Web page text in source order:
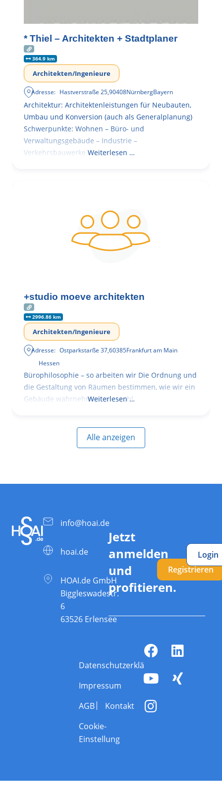
* Thiel – Architekten + Stadtplaner
364.9 km
Architekten/Ingenieure
Adresse: Hastverstraße 25,90408NürnbergBayern
Architektur: Architektenleistungen für Neubauten,
Umbau und Konversion (auch als Generalplanung)
Schwerpunkte: Wohnen – Büro- und
Verwaltungsgebäude – Industrie –
Verkehrsbauwerke. Weiterlesen …
+studio moeve architekten
2996.86 km
Architekten/Ingenieure
Adresse: Ostparkstarße 37,60385Frankfurt am Main
Hessen
Bürophilosophie – so arbeiten wir Die Ordnung und
die Gestaltung von Räumen bestimmen, wie wir ein
Gebäude wahrnehmen, wie wohl
Weiterlesen …
Alle anzeigen
info@hoai.de
hoai.de
HOAI.de GmbH
Biggleswadestr.
6
63526 Erlensee
Jetzt
anmelden
und
profitieren.
Registrieren
Login
Datenschutzerklärung
Impressum
AGB
Kontakt
Cookie-
Einstellung